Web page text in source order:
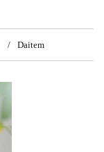
Daitem